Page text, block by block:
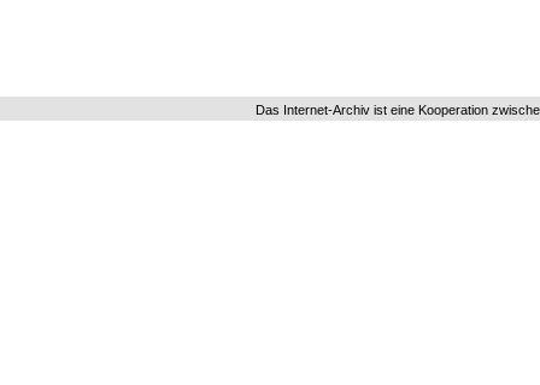
Das Internet-Archiv ist eine Kooperation